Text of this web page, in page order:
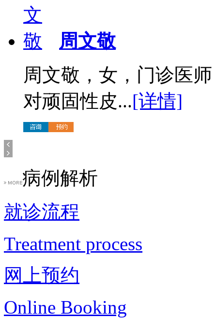
周文敬
周文敬，女，门诊医
对顽固性皮...[详情]
病例解析
就诊流程
Treatment process
网上预约
Online Booking